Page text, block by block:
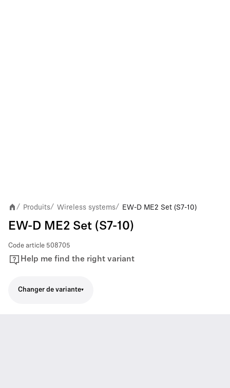
/ Produits/ Wireless systems/ EW-D ME2 Set (S7-10)
EW-D ME2 Set (S7-10)
Code article 508705
Help me find the right variant
Changer de variante